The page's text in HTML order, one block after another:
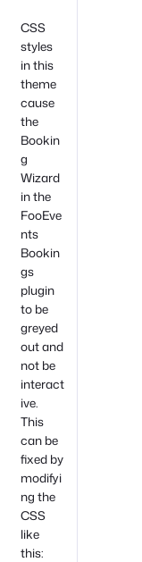
CSS
styles
in this
theme
cause
the
Bookin
g
Wizard
in the
FooEve
nts
Bookin
gs
plugin
to be
greyed
out and
not be
interact
ive.
This
can be
fixed by
modifyi
ng the
CSS
like
this: